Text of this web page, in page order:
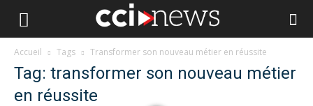
Accueil Tags Transformer son nouveau métier en réussite
Tag: transformer son nouveau métier
en réussite